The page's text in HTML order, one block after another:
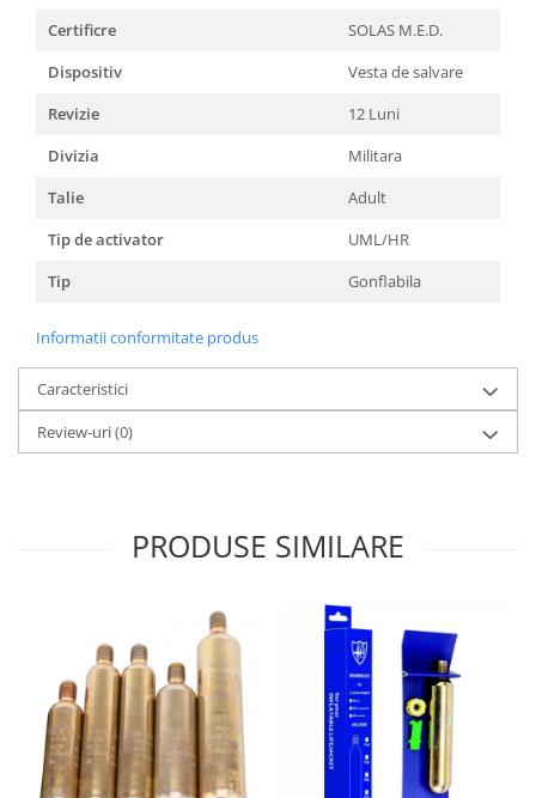
Certificre
SOLAS M.E.D.
Dispositiv
Vesta de salvare
Revizie
12 Luni
Divizia
Militara
Talie
Adult
Tip de activator
UML/HR
Tip
Gonflabila
Informatii conformitate produs
Caracteristici
Review-uri(0)
PRODUSE SIMILARE